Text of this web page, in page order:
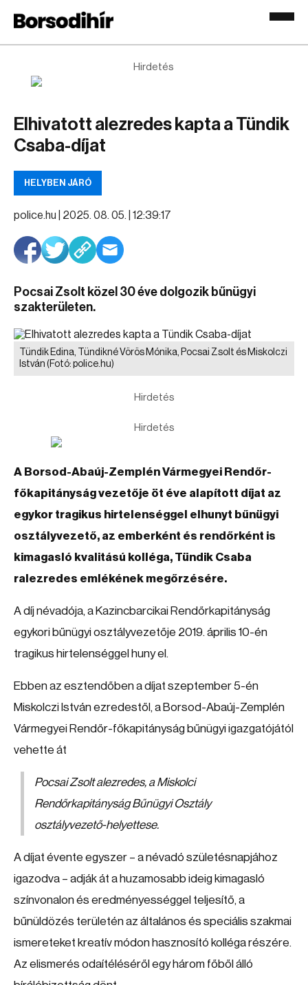
Hirdetés
Elhivatott alezredes kapta a Tündik
Csaba-díjat
HELYBEN JÁRÓ
police.hu | 2025. 08. 05. | 12:39:17
Pocsai Zsolt közel 30 éve dolgozik bűnügyi
szakterületen.
Tündik Edina, Tündikné Vörös Mónika, Pocsai Zsolt és Miskolczi
István (Fotó: police.hu)
Hirdetés
Hirdetés
A Borsod-Abaúj-Zemplén Vármegyei Rendőr-
főkapitányság vezetője öt éve alapított díjat az
egykor tragikus hirtelenséggel elhunyt bűnügyi
osztályvezető, az emberként és rendőrként is
kimagasló kvalitású kolléga, Tündik Csaba
ralezredes emlékének megőrzésére.
A díj névadója, a Kazincbarcikai Rendőrkapitányság
egykori bűnügyi osztályvezetője 2019. április 10-én
tragikus hirtelenséggel huny el.
Ebben az esztendőben a díjat szeptember 5-én
Miskolczi István ezredestől, a Borsod-Abaúj-Zemplén
Vármegyei Rendőr-főkapitányság bűnügyi igazgatójától
vehette át
Pocsai Zsolt alezredes, a Miskolci
Rendőrkapitányság Bűnügyi Osztály
osztályvezető-helyettese.
A díjat évente egyszer – a névadó születésnapjához
igazodva – adják át a huzamosabb ideig kimagasló
színvonalon és eredményességgel teljesítő, a
bűnüldözés területén az általános és speciális szakmai
ismereteket kreatív módon hasznosító kolléga részére.
Az elismerés odaítéléséről egy három főből álló